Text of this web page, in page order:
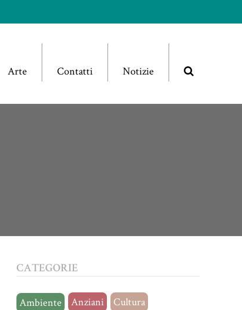
Arte Contatti Notizie
CATEGORIE
Ambiente Anziani
Cultura